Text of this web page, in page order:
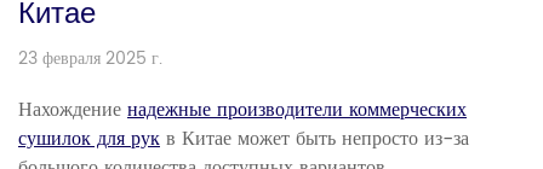
Китае
23 февраля 2025 г.
Нахождениенадежные производители коммерческих
сушилок для рукв Китае может быть непросто из-за
Ресурсы